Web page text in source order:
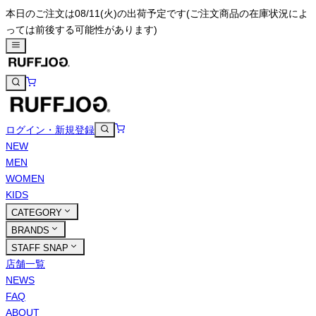
本日のご注文は08/11(火)の出荷予定です(ご注文商品の在庫状況によ
っては前後する可能性があります)
ログイン・新規登録
NEW
MEN
WOMEN
KIDS
CATEGORY
BRANDS
STAFF SNAP
店舗一覧
NEWS
FAQ
ABOUT